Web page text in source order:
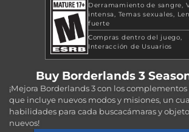
Derramamiento de sangre
intensa Temas sexuales
fuerte
Compras dentro del juego
Interacción de Usuarios
Buy Borderlands 3
¡Mejora Borderlands 3 con los complementos
que incluye nuevos modos y misiones, un
habilidades para cada buscacámaras y
nuevos!